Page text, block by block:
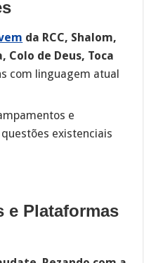
da RCC, Shalom,
Colo de Deus, Toca
com linguagem atual
e
existenciais
e Plataformas